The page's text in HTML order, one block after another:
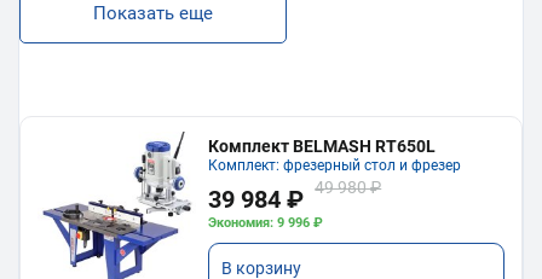
Показать еще
Комплект BELMASH RT650L
Комплект: фрезерный стол и фрезер
39 984 ₽ 49 980 ₽
Экономия: 9 996 ₽
В корзину